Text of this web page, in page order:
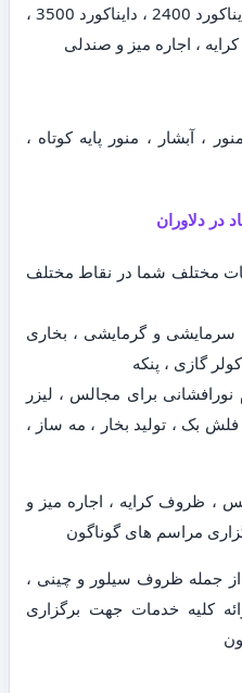
خور ، ساب ، دایناکورد 1800 ، دایناکورد 2400 ، دایناکورد 3500 ،
، اجاره میز و صندلی
، آبشار ، منور پایه کوتاه ،
در دلاوران
مختلف شما در نقاط مختلف
سرمایشی و گرمایشی ، بخاری
گازی ، پنکه
نورافشانی برای مجالس ، لیزر
بک ، تولید بخار ، مه ساز ،
، ظروف کرایه ، اجاره میز و
مراسم های گوناگون
جمله ظروف سیلور و چینی ،
کلیه خدمات جهت برگزاری